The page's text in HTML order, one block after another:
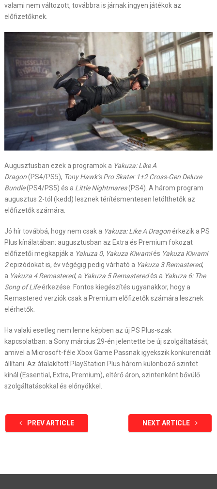
valami nem változott, továbbra is járnak ingyen játékok az
előfizetőknek.
Augusztusban ezek a programok a Yakuza: Like A
Dragon(PS4/PS5), Tony Hawk’s Pro Skater 1+2 Cross-Gen Deluxe
Bundle(PS4/PS5) és a Little Nightmares(PS4). A három program
augusztus 2-tól (kedd) lesznek térítésmentesen letölthetők az
előfizetők számára.
Jó hír továbbá, hogy nem csak a Yakuza: Like A Dragonérkezik a PS
Plus kínálatában: augusztusban az Extra és Premium fokozat
előfizetői megkapják a Yakuza 0, Yakuza Kiwamiés Yakuza Kiwami
2epizódokat is, év végégig pedig várható a Yakuza 3 Remastered,
a Yakuza 4 Remastered, a Yakuza 5 Remasteredés a Yakuza 6: The
Song of Lifeérkezése. Fontos kiegészítés ugyanakkor, hogy a
Remastered verziók csak a Premium előfizetők számára lesznek
elérhetők.
Ha valaki esetleg nem lenne képben az új PS Plus-szak
kapcsolatban: a Sony március 29-én jelentette be új szolgáltatását,
amivel a Microsoft-féle Xbox Game Passnak igyekszik konkurenciát
állítani. Az átalakított PlayStation Plus három különböző szintet
kínál (Essential, Extra, Premium), eltérő áron, szintenként bővülő
szolgáltatásokkal és előnyökkel.
PREV ARTICLE NEXT ARTICLE